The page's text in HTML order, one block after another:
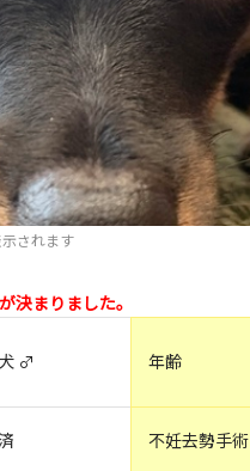
されます
決まりました。
犬 ♂ 年齢
不妊去勢手術